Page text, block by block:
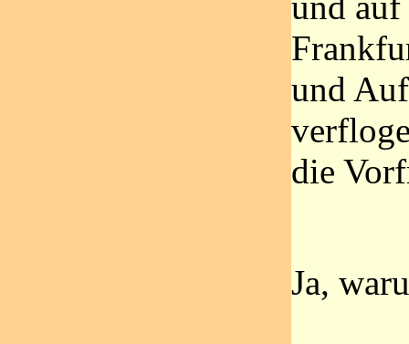
und
die
Ja,